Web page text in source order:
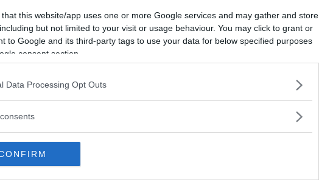
that this website/app uses one or more Google services and may gather and store
but not limited to your visit or usage behaviour. You may click to grant or
to Google and its third-party tags to use your data for below specified purposes
consent section.
Data Processing Opt Outs
Vill du bli
medlem?